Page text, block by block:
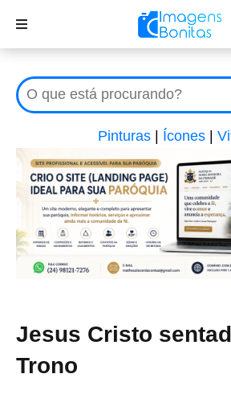
Pinturas Ícones
Jesus Cristo
Trono